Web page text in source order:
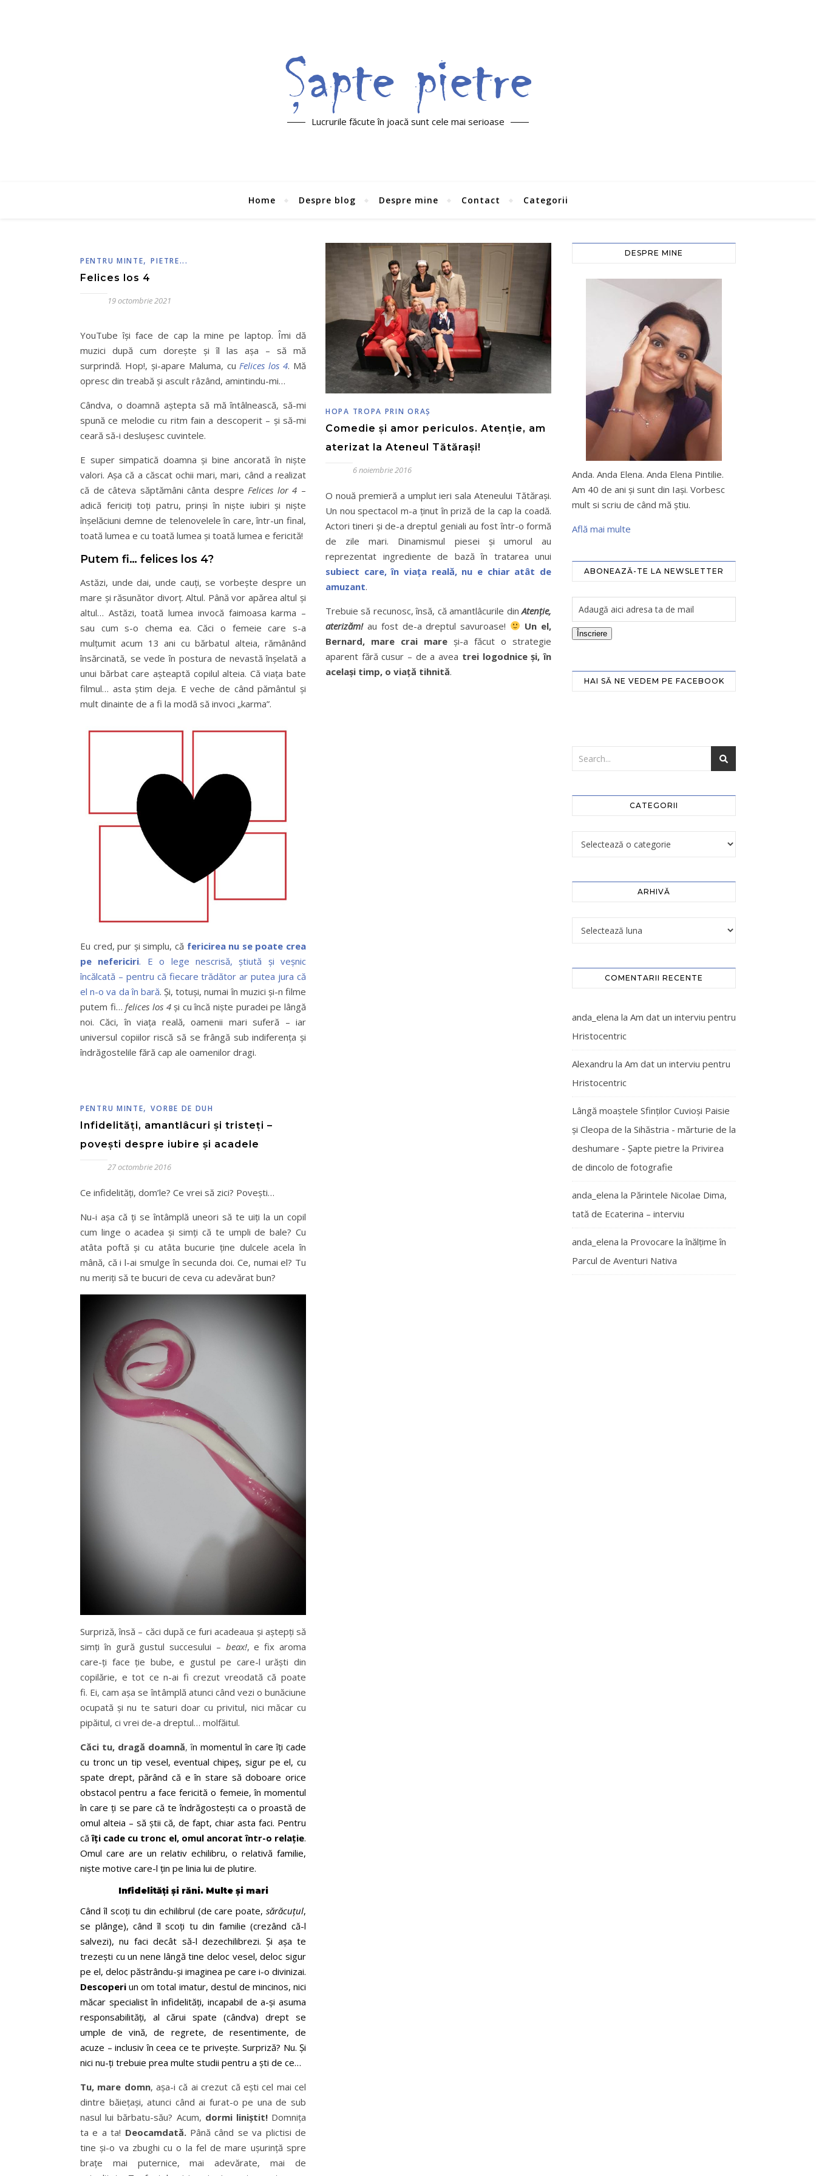
Lucrurile făcute în joacă sunt cele mai serioase
Home Despre blog Despre mine Contact Categorii
PENTRU MINTE,PIETRE...
Felices los 4
19 octombrie 2021
YouTube își face de cap la mine pe laptop. Îmi dă
muzici după cum dorește și îl las așa – să mă
surprindă. Hop!, și-apare Maluma, cuFelices los 4. Mă
opresc din treabă și ascult râzând, amintindu-mi…
Cândva, o doamnă aștepta să mă întâlnească, să-mi
spună ce melodie cu ritm fain a descoperit – și să-mi
ceară să-i deslușesc cuvintele.
E super simpatică doamna și bine ancorată în niște
valori. Așa că a căscat ochii mari, mari, când a realizat
că de câteva săptămâni cânta despreFelices lor 4 –
adică fericiți toți patru, prinși în niște iubiri și niște
înșelăciuni demne de telenovelele în care, într-un final,
toată lumea e cu toată lumea și toată lumea e fericită!
Putem fi… felices los 4?
Astăzi, unde dai, unde cauți, se vorbește despre un
mare și răsunător divorț. Altul. Până vor apărea altul și
altul… Astăzi, toată lumea invocă faimoasa karma –
sau cum s-o chema ea. Căci o femeie care s-a
mulțumit acum 13 ani cu bărbatul alteia, rămânând
însărcinată, se vede în postura de nevastă înșelată a
unui bărbat care așteaptă copilul alteia. Că viața bate
filmul… asta știm deja. E veche de când pământul și
mult dinainte de a fi la modă să invoci „karma”.
Eu cred, pur și simplu, că fericirea nu se poate crea
pe nefericiri. E o lege nescrisă, știută și veșnic
încălcată – pentru că fiecare trădător ar putea jura că
el n-o va da în bară. Și, totuși, numai în muzici și-n filme
putem fi… felices los 4și cu încă niște puradei pe lângă
noi. Căci, în viața reală, oamenii mari suferă – iar
universul copiilor riscă să se frângă sub indiferența și
îndrăgostelile fără cap ale oamenilor dragi.
HOPA TROPA PRIN ORAŞ
Comedie și amor periculos. Atenție, am
aterizat la Ateneul Tătărași!
6 noiembrie 2016
O nouă premieră a umplut ieri sala Ateneului Tătărași.
Un nou spectacol m-a ținut în priză de la cap la coadă.
Actori tineri și de-a dreptul geniali au fost într-o formă
de zile mari. Dinamismul piesei și umorul au
reprezentat ingrediente de bază în tratarea unui
subiect care, în viața reală, nu e chiar atât de
amuzant.
Trebuie să recunosc, însă, că amantlâcurile dinAtenție,
aterizăm! au fost de-a dreptul savuroase!
Un el,
Bernard, mare crai mare și-a făcut o strategie
aparent fără cusur – de a avea trei logodnice și, în
același timp, o viață tihnită.
PENTRU MINTE,VORBE DE DUH
Infidelități, amantlâcuri și tristeți –
povești despre iubire și acadele
27 octombrie 2016
Ce infidelități, dom’le? Ce vrei să zici? Povești…
Nu-i așa că ți se întâmplă uneori să te uiți la un copil
cum linge o acadea și simți că te umpli de bale? Cu
atâta poftă și cu atâta bucurie ține dulcele acela în
mână, că i l-ai smulge în secunda doi. Ce, numai el? Tu
nu meriți să te bucuri de ceva cu adevărat bun?
Surpriză, însă – căci după ce furi acadeaua și aștepți să
simți în gură gustul succesului – beax!, e fix aroma
care-ți face ție bube, e gustul pe care-l urăști din
copilărie, e tot ce n-ai fi crezut vreodată că poate
fi. Ei, cam așa se întâmplă atunci când vezi o bunăciune
ocupată și nu te saturi doar cu privitul, nici măcar cu
pipăitul, ci vrei de-a dreptul… molfăitul.
Căci tu, dragă doamnă, în momentul în care îți cade
cu tronc un tip vesel, eventual chipeș, sigur pe el, cu
spate drept, părând că e în stare să doboare orice
obstacol pentru a face fericită o femeie, în momentul
în care ți se pare că te îndrăgostești ca o proastă de
omul alteia – să știi că, de fapt, chiar asta faci. Pentru
căîți cade cu tronc el, omul ancorat într-o relație.
Omul care are un relativ echilibru, o relativă familie,
niște motive care-l țin pe linia lui de plutire.
Infidelități și răni. Multe și mari
Când îl scoți tu din echilibrul (de care poate, sărăcuțul,
se plânge), când îl scoți tu din familie (crezând că-l
salvezi), nu faci decât să-l dezechilibrezi. Și așa te
trezești cu un nene lângă tine deloc vesel, deloc sigur
pe el, deloc păstrându-și imaginea pe care i-o divinizai.
Descoperi un om total imatur, destul de mincinos, nici
măcar specialist în infidelități, incapabil de a-și asuma
responsabilități, al cărui spate (cândva) drept se
umple de vină, de regrete, de resentimente, de
acuze – inclusiv în ceea ce te privește. Surpriză? Nu. Și
nici nu-ți trebuie prea multe studii pentru a ști de ce…
Tu, mare domn, așa-i că ai crezut că ești cel mai cel
dintre băiețași, atunci când ai furat-o pe una de sub
nasul lui bărbatu-său? Acum, dormi liniștit!Domnița
ta e a ta! Deocamdată.Până când se va plictisi de
tine și-o va zbughi cu o la fel de mare ușurință spre
brațe mai puternice, mai adevărate, mai de
DESPRE MINE
Anda. Anda Elena. Anda Elena Pintilie.
Am 40 de ani şi sunt din Iaşi. Vorbesc
mult si scriu de când mă ştiu.
Află mai multe
ABONEAZĂ-TE LA NEWSLETTER
Înscriere
HAI SĂ NE VEDEM PE FACEBOOK
CATEGORII
ARHIVĂ
COMENTARII RECENTE
anda_elena la Am dat un interviu pentru
Hristocentric
Alexandru la Am dat un interviu pentru
Hristocentric
Lângă moaștele Sfinților Cuvioși Paisie
și Cleopa de la Sihăstria - mărturie de la
deshumare - Şapte pietre la Privirea
de dincolo de fotografie
anda_elena la Părintele Nicolae Dima,
tată de Ecaterina – interviu
anda_elena la Provocare la înălțime în
Parcul de Aventuri Nativa